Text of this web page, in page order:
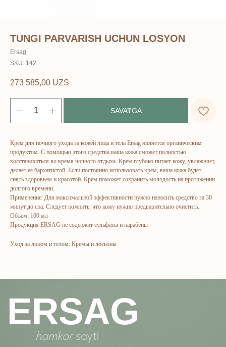
TUNGI PARVARISH UCHUN LOSYON
Ersag
SKU: 142
273 585,00 UZS
SAVATGA
Крем для ночного ухода за кожей лица и тела Ersag является органическим
продуктом. С помощью этого средства ваша кожа сможет полностью
восстановиться во время ночного отдыха. Крем глубоко питает кожу, увлажняет,
делает ее бархатистой. Если постоянно использовать крем, ваша кожа будет
сиять здоровьем и красотой. Крем поможет сохранить молодость на протяжении
долгого времени.
Применение: Для максимальной эффективности нужно наносить средство за 30
минут до сна. Следует помнить, что кожу нужно предварительно очистить.
Объем: 100 мл
Продукция ERSAG не содержит сульфаты и парабены
Уход за лицом и телом: Кремы и лосьоны
ERSAG
Bosh sahifa
Kompaniya haqida
Marketing
hamkorsayti
Katalog
Badlar va vitaminlar
Yuz va tana uchun
Sochlar uchun
Shaxsiy gigiyena
To'qimachilik
Bolalar uchun
Ro'yxatdan o'tish
To‘lov va yetkazib berish
+7 926 373 75 55